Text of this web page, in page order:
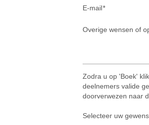
E-mail
Overige wensen of
Zodra u op 'Boek'
deelnemers valide
doorverwezen naar
Selecteer uw